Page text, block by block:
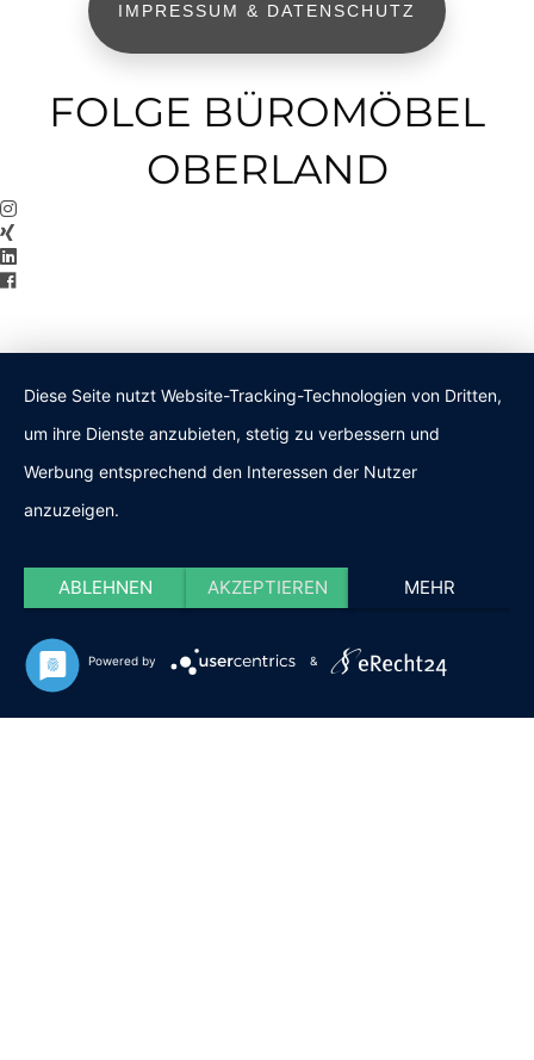
IMPRESSUM & DATENSCHUTZ
FOLGE BÜROMÖBEL
OBERLAND
Diese Seite nutzt Website-Tracking-Technologien von Dritten,
um ihre Dienste anzubieten, stetig zu verbessern und
Werbung entsprechend den Interessen der Nutzer
anzuzeigen.
ABLEHNEN AKZEPTIEREN MEHR
Powered by &